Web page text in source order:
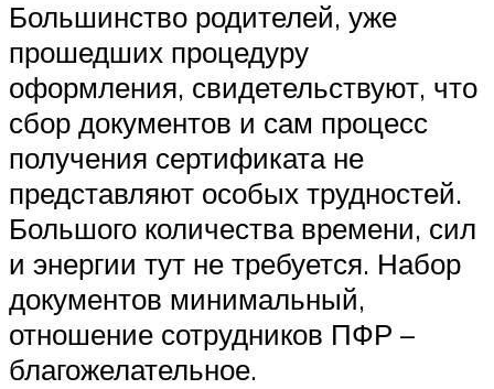
Большинство родителей, уже
прошедших процедуру
оформления, свидетельствуют, что
сбор документов и сам процесс
получения сертификата не
представляют особых трудностей.
Большого количества времени, сил
и энергии тут не требуется. Набор
документов минимальный,
отношение сотрудников ПФР –
благожелательное.